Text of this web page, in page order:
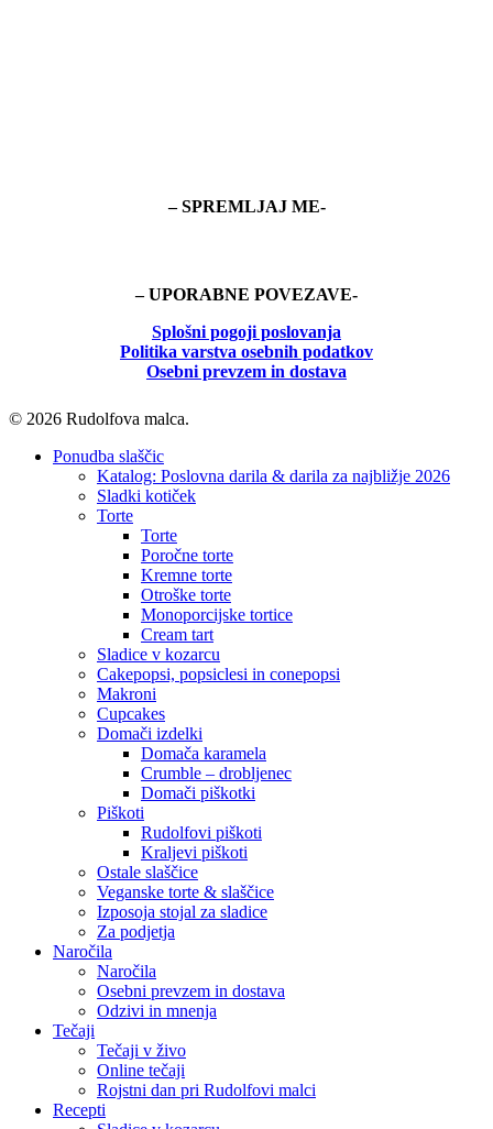
– SPREMLJAJ ME-
– UPORABNE POVEZAVE-
Splošni pogoji poslovanja
Politika varstva osebnih podatkov
Osebni prevzem in dostava
© 2026 Rudolfova malca.
Close
Ponudba slaščic
Katalog: Poslovna darila & darila za najbližje 2026
Sladki kotiček
Torte
Torte
Poročne torte
Kremne torte
Otroške torte
Monoporcijske tortice
Cream tart
Sladice v kozarcu
Cakepopsi, popsiclesi in conepopsi
Makroni
Cupcakes
Domači izdelki
Domača karamela
Crumble – drobljenec
Domači piškotki
Piškoti
Rudolfovi piškoti
Kraljevi piškoti
Ostale slaščice
Veganske torte & slaščice
Izposoja stojal za sladice
Za podjetja
Naročila
Naročila
Osebni prevzem in dostava
Odzivi in mnenja
Tečaji
Tečaji v živo
Online tečaji
Rojstni dan pri Rudolfovi malci
Recepti